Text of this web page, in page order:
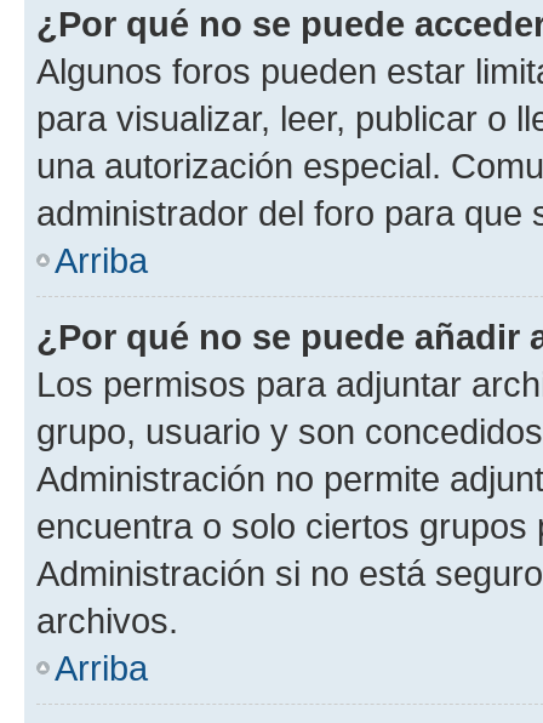
¿Por qué no se puede
Algunos foros pueden estar
para visualizar, leer, publicar o
una autorización especial.
administrador del foro para que
Arriba
¿Por qué no se puede añadir
Los permisos para adjuntar
grupo, usuario y son
Administración no permite
encuentra o solo ciertos
Administración si no está
archivos.
Arriba